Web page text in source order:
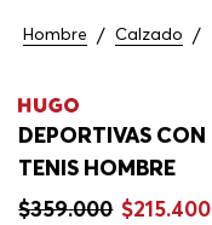
Hombre Calzado
DEPORTIVAS
TENIS HOMBRE
$359.000 $215.400